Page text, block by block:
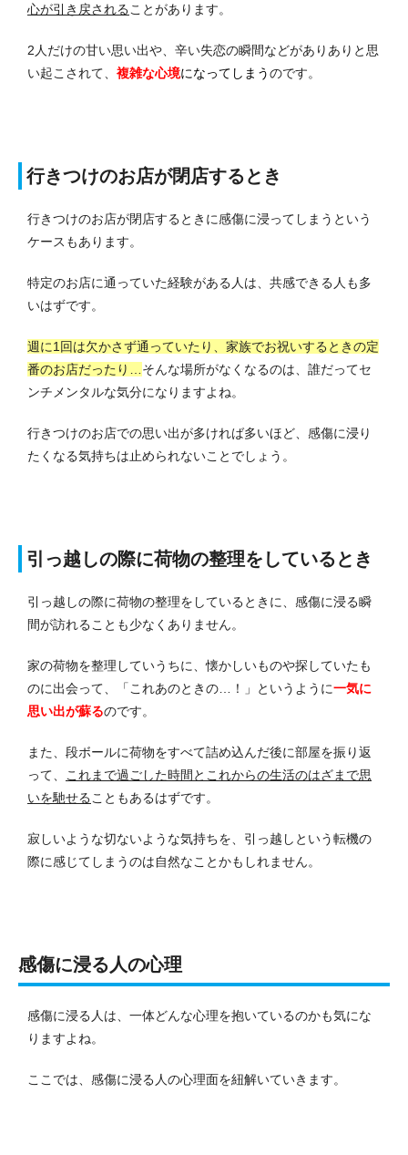
心が引き戻される ことがあります。
2人だけの甘い思い出や、辛い失恋の瞬間などがありありと思
い起こされて、 複雑な心境になってしまうのです。
行きつけのお店が閉店するとき
行きつけのお店が閉店するときに感傷に浸ってしまうという
ケースもあります。
特定のお店に通っていた経験がある人は、共感できる人も多
いはずです。
週に1回は欠かさず通っていたり、家族でお祝いするときの定
番のお店だったり… そんな場所がなくなるのは、誰だってセ
ンチメンタルな気分になりますよね。
行きつけのお店での思い出が多ければ多いほど、感傷に浸り
たくなる気持ちは止められないことでしょう。
引っ越しの際に荷物の整理をしているとき
引っ越しの際に荷物の整理をしているときに、感傷に浸る瞬
間が訪れることも少なくありません。
家の荷物を整理していうちに、懐かしいものや探していたも
のに出会って、「これあのときの…！」というように一気に
思い出が蘇るのです。
また、段ボールに荷物をすべて詰め込んだ後に部屋を振り返
って、
これまで過ごした時間とこれからの生活のはざまで思
いを馳せる こともあるはずです。
寂しいような切ないような気持ちを、引っ越しという転機の
際に感じてしまうのは自然なことかもしれません。
感傷に浸る人の心理
感傷に浸る人は、一体どんな心理を抱いているのかも気にな
りますよね。
ここでは、感傷に浸る人の心理面を紐解いていきます。